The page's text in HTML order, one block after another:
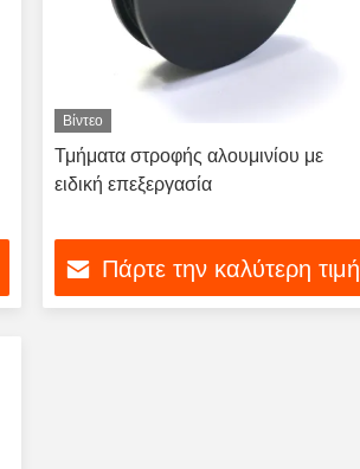
Βίντεο
Τμήματα στροφής αλουμινίου με
ειδική επεξεργασία
Πάρτε την καλύτερη τιμή